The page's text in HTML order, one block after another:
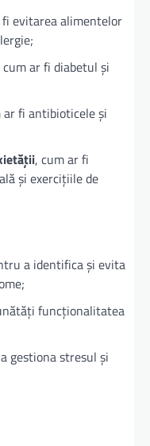
fi evitarea alimentelor
cum ar fi diabetul și
ar fi antibioticele și
, cum ar fi
și exercițiile de
a identifica și evita
funcționalitatea
gestiona stresul și